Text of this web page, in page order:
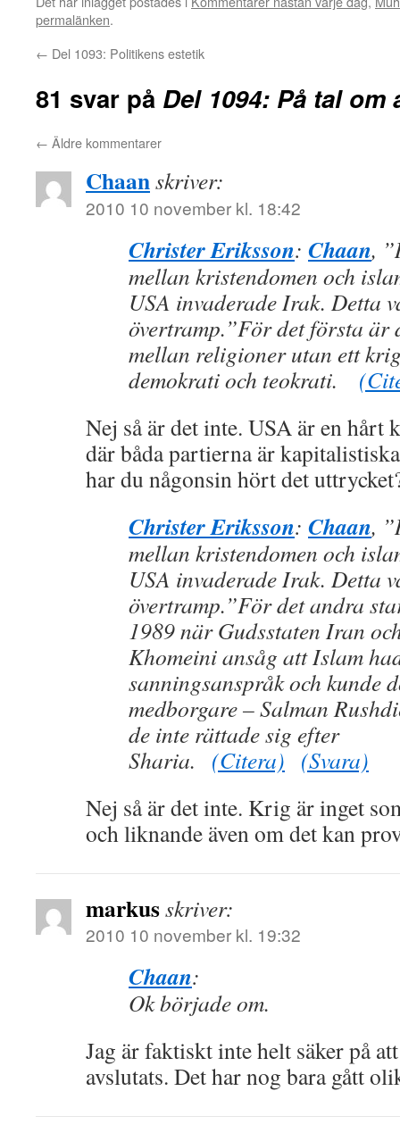
permalänken.
← Del 1093: Politikens estetik
81 svar på Del 1094: På tal om
← Äldre kommentarer
Chaanskriver:
2010 10 november kl. 18:42
Christer Eriksson: Chaan,
mellan kristendomen och
USA invaderade Irak. Detta
övertramp.”För det första är
mellan religioner utan ett
demokrati och teokrati.
Nej så är det inte. USA är en
där båda partierna är
har du någonsin hört det
Christer Eriksson: Chaan,
mellan kristendomen och
USA invaderade Irak. Detta
övertramp.”För det andra
1989 när Gudsstaten Iran
Khomeini ansåg att Islam
sanningsanspråk och kunde
medborgare – Salman
de inte rättade sig efter
Sharia. (Citera) (Svara)
Nej så är det inte. Krig är inget
och liknande även om det kan
markusskriver:
2010 10 november kl. 19:32
Chaan:
Ok började om.
Jag är faktiskt inte helt säker på
avslutats. Det har nog bara gått